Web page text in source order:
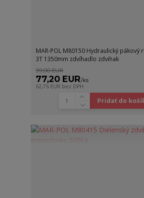
MAR-POL M80150 Hydraulický pákový
3T 1350mm zdvíhadlo zdvihak
99,00 EUR
77,20 EUR/ks
62,76 EUR bez DPH
Pridať do